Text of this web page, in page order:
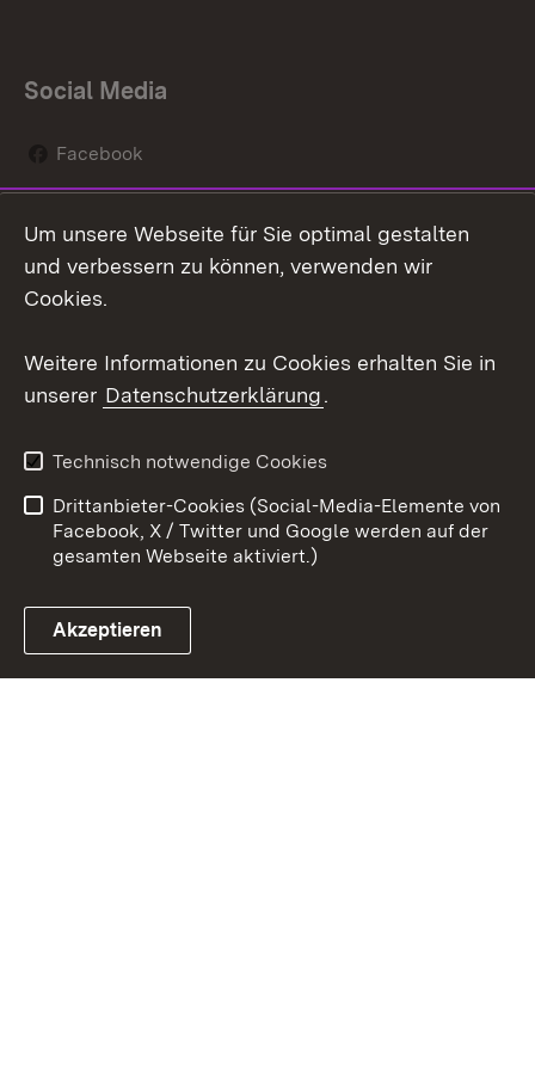
Social Media
Facebook
Social Wall
Youtube
Link zum Landesportal
Kontakt
Datenschutz
Barrierefreiheit
Impressum Cookies
Um unsere Webseite für Sie optimal gestalten
und verbessern zu können, verwenden wir
Cookies.
Weitere Informationen zu Cookies erhalten Sie in
unserer Datenschutzerklärung.
Technisch notwendige Cookies
Drittanbieter-Cookies (Social-Media-Elemente von
Facebook, X / Twitter und Google werden auf der
gesamten Webseite aktiviert.)
Akzeptieren